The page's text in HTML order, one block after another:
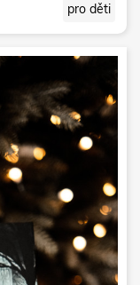
pro děti